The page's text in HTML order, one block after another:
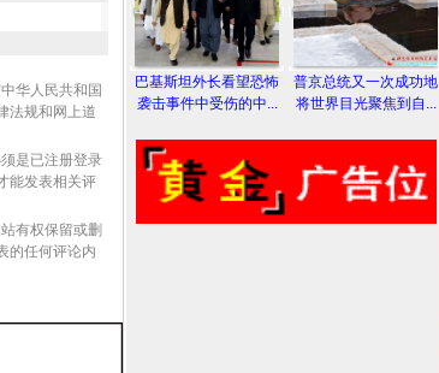
华人民共和国
法规和网上道
是已注册登录
能发表相关评
有权保留或删
的任何评论内
巴基斯坦外长看望恐怖
袭击事件中受伤的中...
普京总统又一次成功地
将世界目光聚焦到自...